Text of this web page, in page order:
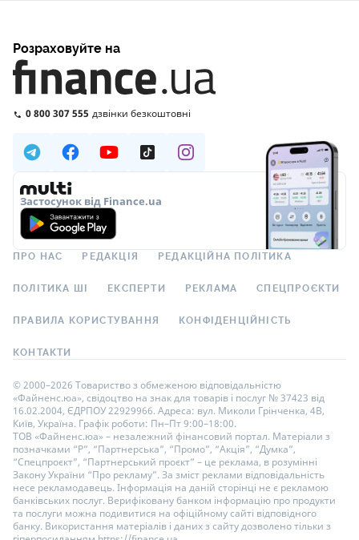
Розраховуйте на
0 800 307 555 дзвінки безкоштовні
Застосунок від Finance.ua
ПРО НАС РЕДАКЦІЯ РЕДАКЦІЙНА ПОЛІТИКА
ПОЛІТИКА ШІ ЕКСПЕРТИ РЕКЛАМА СПЕЦПРОЄКТИ
ПРАВИЛА КОРИСТУВАННЯ КОНФІДЕНЦІЙНІСТЬ
КОНТАКТИ
© 2000–2026 Товариство з обмеженою відповідальністю
«Файненс.юа», свідоцтво на знак для товарів і послуг № 37423 від
16.02.2004, ЄДРПОУ 22929966. Адреса: вул. Миколи Грінченка, 4В,
Київ, Україна. Графік роботи: Пн–Пт 9:00–18:00.
ТОВ «Файненс.юа» – незалежний фінансовий портал. Матеріали з
позначками “Р”, “Партнерська”, “Промо”, “Акція”, “Думка”,
“Спецпроєкт”, “Партнерський проєкт” – це реклама, в розумінні
Закону України “Про рекламу”. За зміст реклами відповідальність
несе рекламодавець. Інформація на даній сторінці не є рекламою
банківських послуг. Верифіковану банком інформацію про продукти
та послуги можна подивитися на офіційному сайті відповідного
банку. Використання матеріалів і даних з сайту дозволено тільки з